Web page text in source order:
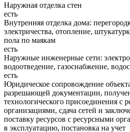
Наружная отделка стен
есть
Внутренняя отделка дома:
электричества, отопление,
пола по маякам
есть
Наружные инженерные сети:
водоотведение, газоснабжение,
есть
Юридическое сопровождение
разрешающей документации,
технологического присоединения с
организациями, сдача сетей и
поставку ресурсов с ресурсными
в эксплуатацию, постановка на учет